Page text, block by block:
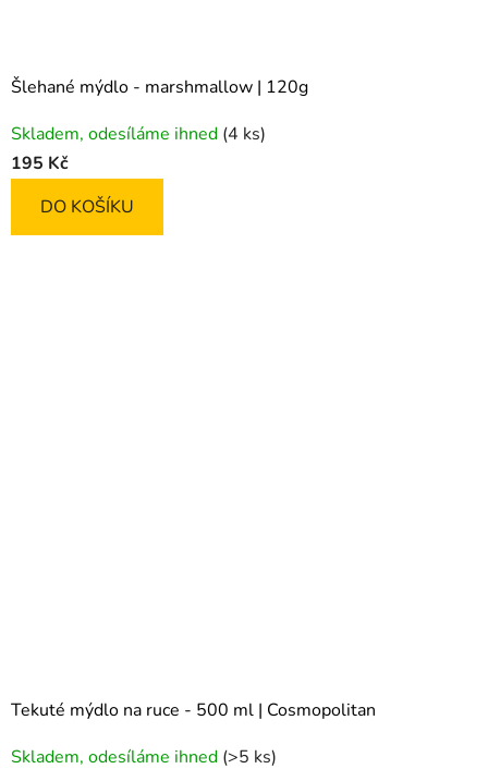
Šlehané mýdlo - marshmallow | 120g
hodnocení
produktu
5,0
Skladem, odesíláme ihned (4 ks)
195 Kč
DO KOŠÍKU
Tekuté mýdlo na ruce - 500 ml | Cosmopolitan
Skladem, odesíláme ihned (>5 ks)